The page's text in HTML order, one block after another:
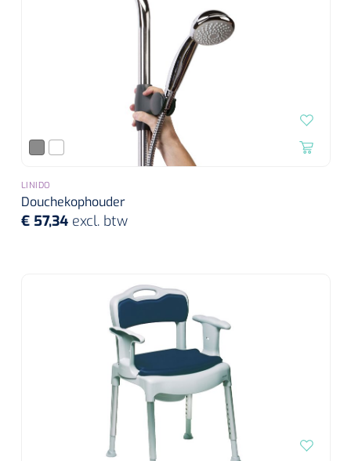
LINIDO
Douchekophouder
€ 57,34 excl. btw